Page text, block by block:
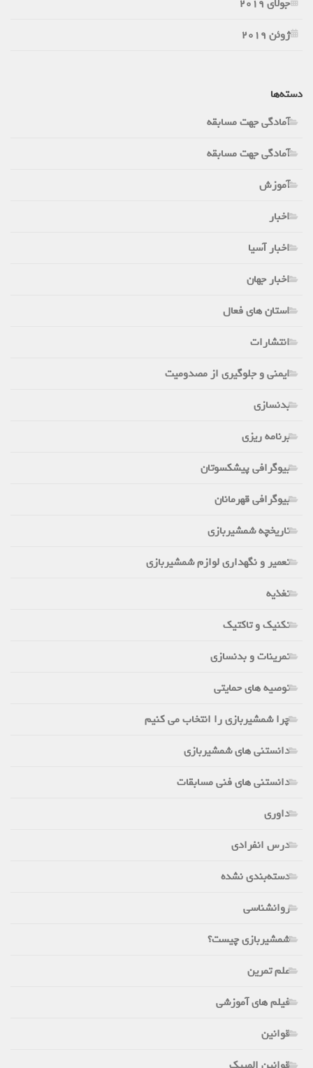
ژوئن 2019
دسته‌ها
آمادگی جهت مسابقه
آمادگی جهت مسابقه
آموزش
اخبار
اخبار آسیا
اخبار جهان
استان های فعال
انتشارات
ایمنی و جلوگیری از مصدومیت
بدنسازی
برنامه ریزی
بیوگرافی پیشکسوتان
بیوگرافی قهرمانان
تاریخچه شمشیربازی
تعمیر و نگهداری لوازم شمشیربازی
تغذیه
تکنیک و تاکتیک
تمرینات و بدنسازی
توصیه های حمایتی
چرا شمشیربازی را انتخاب می کنیم
دانستنی های شمشیربازی
دانستنی های فنی مسابقات
داوری
درس انفرادی
دسته‌بندی نشده
روانشناسی
شمشیربازی چیست؟
علم تمرین
فیلم های آموزشی
قوانین